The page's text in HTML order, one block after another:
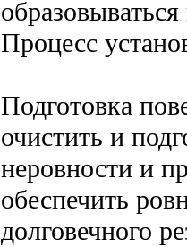
образовываться
Процесс
Подготовка
очистить и
неровности и
обеспечить
долговечного